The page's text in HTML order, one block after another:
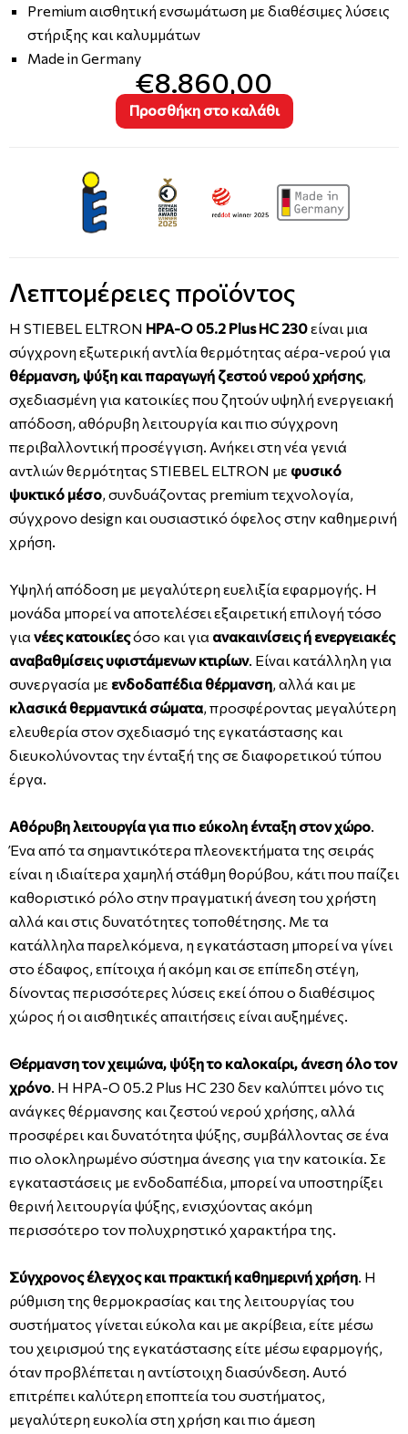
Premium αισθητική ενσωμάτωση με διαθέσιμες λύσεις
στήριξης και καλυμμάτων
Made in Germany
€8.860,00
Προσθήκη στο καλάθι
Λεπτομέρειες προϊόντος
Η STIEBEL ELTRON HPA-O 05.2 Plus HC 230είναι μια
σύγχρονη εξωτερική αντλία θερμότητας αέρα-νερού για
θέρμανση, ψύξη και παραγωγή ζεστού νερού χρήσης,
σχεδιασμένη για κατοικίες που ζητούν υψηλή ενεργειακή
απόδοση, αθόρυβη λειτουργία και πιο σύγχρονη
περιβαλλοντική προσέγγιση. Ανήκει στη νέα γενιά
αντλιών θερμότητας STIEBEL ELTRON με φυσικό
ψυκτικό μέσο, συνδυάζοντας premium τεχνολογία,
σύγχρονο design και ουσιαστικό όφελος στην καθημερινή
χρήση.
Υψηλή απόδοση με μεγαλύτερη ευελιξία εφαρμογής. Η
μονάδα μπορεί να αποτελέσει εξαιρετική επιλογή τόσο
για νέες κατοικίεςόσο και για ανακαινίσεις ή ενεργειακές
αναβαθμίσεις υφιστάμενων κτιρίων. Είναι κατάλληλη για
συνεργασία με ενδοδαπέδια θέρμανση, αλλά και με
κλασικά θερμαντικά σώματα, προσφέροντας μεγαλύτερη
ελευθερία στον σχεδιασμό της εγκατάστασης και
διευκολύνοντας την ένταξή της σε διαφορετικού τύπου
έργα.
Αθόρυβη λειτουργία για πιο εύκολη ένταξη στον χώρο.
Ένα από τα σημαντικότερα πλεονεκτήματα της σειράς
είναι η ιδιαίτερα χαμηλή στάθμη θορύβου, κάτι που παίζει
καθοριστικό ρόλο στην πραγματική άνεση του χρήστη
αλλά και στις δυνατότητες τοποθέτησης. Με τα
κατάλληλα παρελκόμενα, η εγκατάσταση μπορεί να γίνει
στο έδαφος, επίτοιχα ή ακόμη και σε επίπεδη στέγη,
δίνοντας περισσότερες λύσεις εκεί όπου ο διαθέσιμος
χώρος ή οι αισθητικές απαιτήσεις είναι αυξημένες.
Θέρμανση τον χειμώνα, ψύξη το καλοκαίρι, άνεση όλο τον
χρόνο. Η HPA-O 05.2 Plus HC 230 δεν καλύπτει μόνο τις
ανάγκες θέρμανσης και ζεστού νερού χρήσης, αλλά
προσφέρει και δυνατότητα ψύξης, συμβάλλοντας σε ένα
πιο ολοκληρωμένο σύστημα άνεσης για την κατοικία. Σε
εγκαταστάσεις με ενδοδαπέδια, μπορεί να υποστηρίξει
θερινή λειτουργία ψύξης, ενισχύοντας ακόμη
περισσότερο τον πολυχρηστικό χαρακτήρα της.
Σύγχρονος έλεγχος και πρακτική καθημερινή χρήση. Η
ρύθμιση της θερμοκρασίας και της λειτουργίας του
συστήματος γίνεται εύκολα και με ακρίβεια, είτε μέσω
του χειρισμού της εγκατάστασης είτε μέσω εφαρμογής,
όταν προβλέπεται η αντίστοιχη διασύνδεση. Αυτό
επιτρέπει καλύτερη εποπτεία του συστήματος,
μεγαλύτερη ευκολία στη χρήση και πιο άμεση